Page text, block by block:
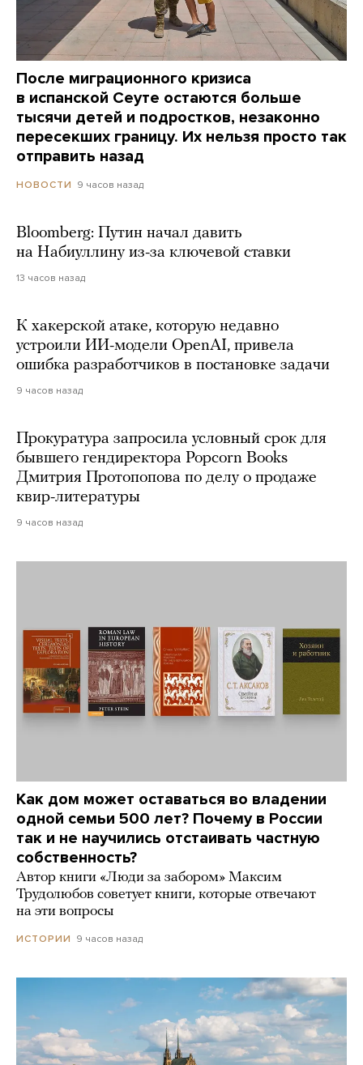
После миграционного кризиса
в испанской Сеуте остаются больше
тысячи детей и подростков, незаконно
пересекших границу. Их нельзя просто так
отправить назад
НОВОСТИ 9 часов назад
Bloomberg: Путин начал давить
на Набиуллину из-за ключевой ставки
13 часов назад
К хакерской атаке, которую недавно
устроили ИИ-модели OpenAI, привела
ошибка разработчиков в постановке задачи
9 часов назад
Прокуратура запросила условный срок для
бывшего гендиректора Popcorn Books
Дмитрия Протопопова по делу о продаже
квир-литературы
9 часов назад
Как дом может оставаться во владении
одной семьи 500 лет? Почему в России
так и не научились отстаивать частную
собственность?
Автор книги «Люди за забором» Максим
Трудолюбов советует книги, которые отвечают
на эти вопросы
ИСТОРИИ 9 часов назад